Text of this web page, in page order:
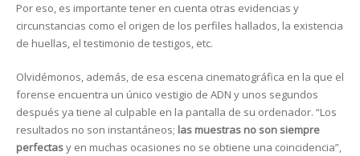
Por eso, es importante tener en cuenta otras evidencias y
circunstancias como el origen de los perfiles hallados, la existencia
de huellas, el testimonio de testigos, etc.
Olvidémonos, además, de esa escena cinematográfica en la que el
forense encuentra un único vestigio de ADN y unos segundos
después ya tiene al culpable en la pantalla de su ordenador. “Los
resultados no son instantáneos; las muestras no son siempre
perfectasy en muchas ocasiones no se obtiene una coincidencia”,